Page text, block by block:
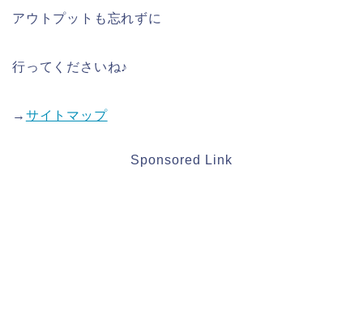
アウトプットも忘れずに
行ってくださいね♪
→ サイトマップ
Sponsored Link